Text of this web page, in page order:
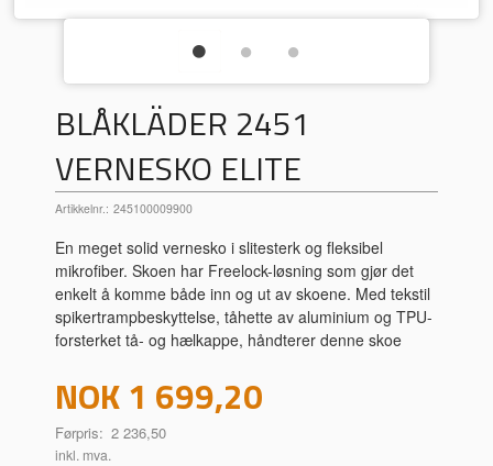
BLÅKLÄDER 2451
VERNESKO ELITE
Artikkelnr.: 245100009900
En meget solid vernesko i slitesterk og fleksibel
mikrofiber. Skoen har Freelock-løsning som gjør det
enkelt å komme både inn og ut av skoene. Med tekstil
spikertrampbeskyttelse, tåhette av aluminium og TPU-
forsterket tå- og hælkappe, håndterer denne skoe
Tilbud
NOK1 699,20
Førpris: 2 236,50
inkl. mva.